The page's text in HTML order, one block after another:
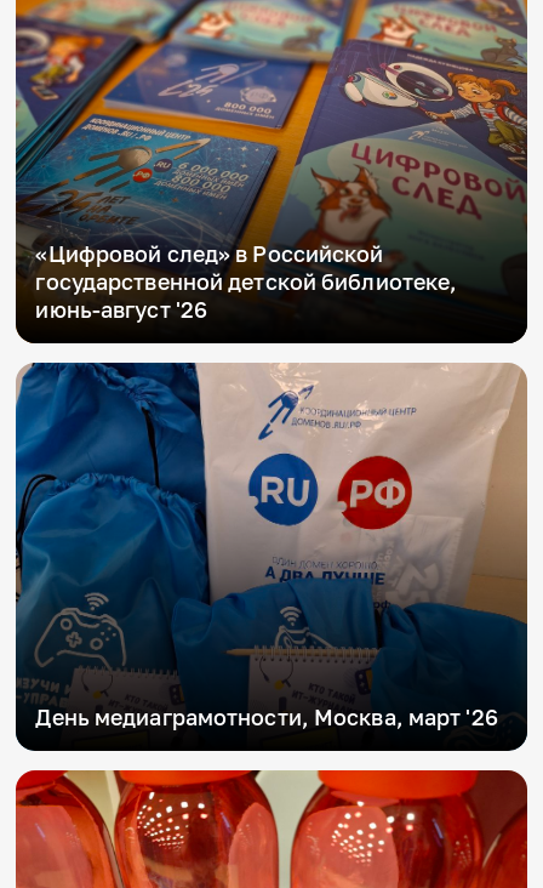
«Цифровой след» в Российской
государственной детской библиотеке,
июнь-август '26
День медиаграмотности, Москва, март '26